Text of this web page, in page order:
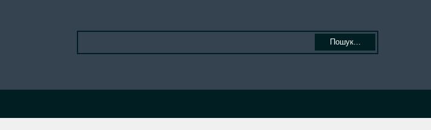
Пошук...